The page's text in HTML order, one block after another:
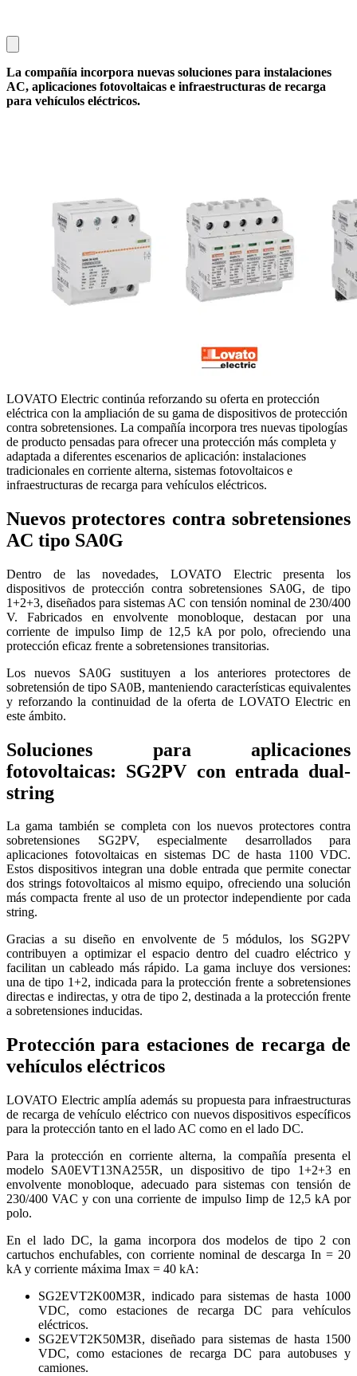
La compañía incorpora nuevas soluciones para instalaciones
AC, aplicaciones fotovoltaicas e infraestructuras de recarga
para vehículos eléctricos.
LOVATO Electric continúa reforzando su oferta en protección
eléctrica con la ampliación de su gama de dispositivos de protección
contra sobretensiones. La compañía incorpora tres nuevas tipologías
de producto pensadas para ofrecer una protección más completa y
adaptada a diferentes escenarios de aplicación: instalaciones
tradicionales en corriente alterna, sistemas fotovoltaicos e
infraestructuras de recarga para vehículos eléctricos.
Nuevos protectores contra sobretensiones
AC tipo SA0G
Dentro de las novedades, LOVATO Electric presenta los
dispositivos de protección contra sobretensiones SA0G, de tipo
1+2+3, diseñados para sistemas AC con tensión nominal de 230/400
V. Fabricados en envolvente monobloque, destacan por una
corriente de impulso Iimp de 12,5 kA por polo, ofreciendo una
protección eficaz frente a sobretensiones transitorias.
Los nuevos SA0G sustituyen a los anteriores protectores de
sobretensión de tipo SA0B, manteniendo características equivalentes
y reforzando la continuidad de la oferta de LOVATO Electric en
este ámbito.
Soluciones para aplicaciones
fotovoltaicas: SG2PV con entrada dual-
string
La gama también se completa con los nuevos protectores contra
sobretensiones SG2PV, especialmente desarrollados para
aplicaciones fotovoltaicas en sistemas DC de hasta 1100 VDC.
Estos dispositivos integran una doble entrada que permite conectar
dos strings fotovoltaicos al mismo equipo, ofreciendo una solución
más compacta frente al uso de un protector independiente por cada
string.
Gracias a su diseño en envolvente de 5 módulos, los SG2PV
contribuyen a optimizar el espacio dentro del cuadro eléctrico y
facilitan un cableado más rápido. La gama incluye dos versiones:
una de tipo 1+2, indicada para la protección frente a sobretensiones
directas e indirectas, y otra de tipo 2, destinada a la protección frente
a sobretensiones inducidas.
Protección para estaciones de recarga de
vehículos eléctricos
LOVATO Electric amplía además su propuesta para infraestructuras
de recarga de vehículo eléctrico con nuevos dispositivos específicos
para la protección tanto en el lado AC como en el lado DC.
Para la protección en corriente alterna, la compañía presenta el
modelo SA0EVT13NA255R, un dispositivo de tipo 1+2+3 en
envolvente monobloque, adecuado para sistemas con tensión de
230/400 VAC y con una corriente de impulso Iimp de 12,5 kA por
polo.
En el lado DC, la gama incorpora dos modelos de tipo 2 con
cartuchos enchufables, con corriente nominal de descarga In = 20
kA y corriente máxima Imax = 40 kA:
SG2EVT2K00M3R, indicado para sistemas de hasta 1000
VDC, como estaciones de recarga DC para vehículos
eléctricos.
SG2EVT2K50M3R, diseñado para sistemas de hasta 1500
VDC, como estaciones de recarga DC para autobuses y
camiones.